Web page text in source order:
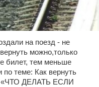
на поезд - не
можно,только
билет, тем меньше
по теме: Как вернуть
«ЧТО ДЕЛАТЬ ЕСЛИ